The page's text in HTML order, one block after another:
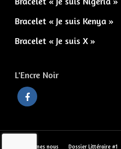
Bracelet « Je suis Kenya »
Bracelet « Je suis X »
L'Encre Noir
Qui sommes nous Dossier Littéraire #1